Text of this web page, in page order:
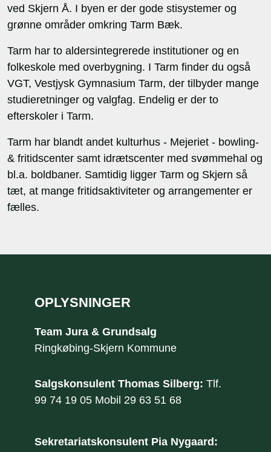
ved Skjern Å. I byen er der gode stisystemer og
grønne områder omkring Tarm Bæk.
Tarm har to aldersintegrerede institutioner og en
folkeskole med overbygning. I Tarm finder du også
VGT, Vestjysk Gymnasium Tarm, der tilbyder mange
studieretninger og valgfag. Endelig er der to
efterskoler i Tarm.
Tarm har blandt andet kulturhus - Mejeriet - bowling-
& fritidscenter samt idrætscenter med svømmehal og
bl.a. boldbaner. Samtidig ligger Tarm og Skjern så
tæt, at mange fritidsaktiviteter og arrangementer er
fælles.
OPLYSNINGER
Team Jura & Grundsalg
​Ringkøbing-Skjern Kommune
Salgskonsulent Thomas Silberg: ​ Tlf.
99 74 19 05Mobil 29 63 51 68
Sekretariatskonsulent Pia Nygaard: